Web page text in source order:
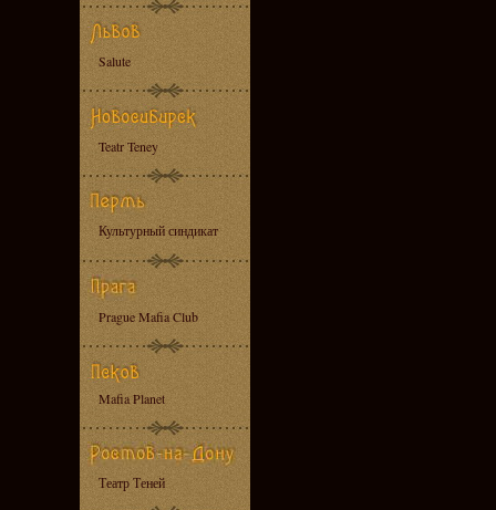
Salute
Teatr Teney
Культурный синдикат
Prague Mafia Club
Mafia Planet
Театр Теней